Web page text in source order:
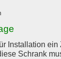
Installation
Schrank